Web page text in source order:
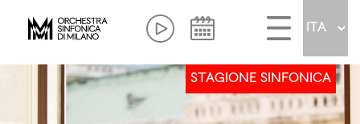
STAGIONE SINFONICA